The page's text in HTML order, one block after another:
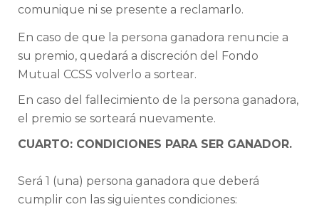
comunique ni se presente a reclamarlo.
En caso de que la persona ganadora renuncie a
su premio, quedará a discreción del Fondo
Mutual CCSS volverlo a sortear.
En caso del fallecimiento de la persona ganadora,
el premio se sorteará nuevamente.
CUARTO: CONDICIONES PARA SER GANADOR.
Será 1 (una) persona ganadora que deberá
cumplir con las siguientes condiciones: